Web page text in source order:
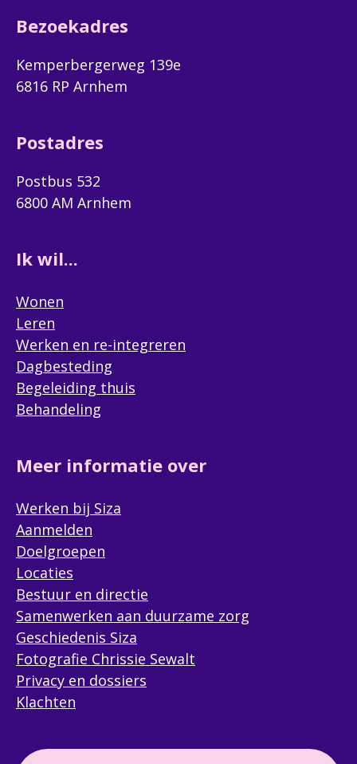
Bezoekadres
Kemperbergerweg 139e
6816 RP Arnhem
Postadres
Postbus 532
6800 AM Arnhem
Ik wil...
Wonen
Leren
Werken en re-integreren
Dagbesteding
Begeleiding thuis
Behandeling
Meer informatie over
Werken bij Siza
Aanmelden
Doelgroepen
Locaties
Bestuur en directie
Samenwerken aan duurzame zorg
Geschiedenis Siza
Fotografie Chrissie Sewalt
Privacy en dossiers
Klachten